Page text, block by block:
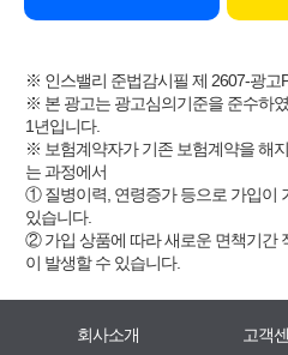
※ 인스밸리 준법감시필 제 2607-광고
※ 본 광고는 광고심의기준을 준수하
1년입니다.
※ 보험계약자가 기존 보험계약을 해
는 과정에서
① 질병이력, 연령증가 등으로 가입이
있습니다.
② 가입 상품에 따라 새로운 면책기간
이 발생할 수 있습니다.
회사소개 고객